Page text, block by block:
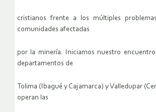
cristianos frente a los múltiples
comunidades afectadas
por la minería. Iniciamos nuestro
departamentos de
Tolima (Ibagué y Cajamarca) y Valledupar
operan las